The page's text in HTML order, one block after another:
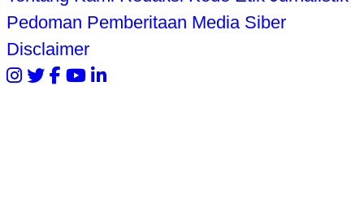
Pedoman Pemberitaan Media Siber
Disclaimer